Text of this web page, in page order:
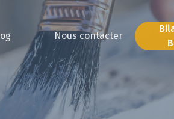
Nous contacter